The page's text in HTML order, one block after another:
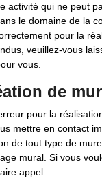
activité qui ne peut
le domaine de la
pour la
veuillez-vous
vous.
de
pour la
mettre en contact
de tout type de
mural. Si vous
appel.